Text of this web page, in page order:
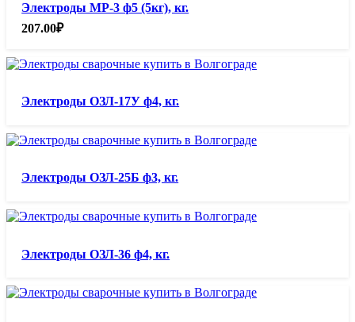
Электроды МР-3 ф5 (5кг), кг.
207.00₽
Электроды ОЗЛ-17У ф4, кг.
Электроды ОЗЛ-25Б ф3, кг.
Электроды ОЗЛ-36 ф4, кг.